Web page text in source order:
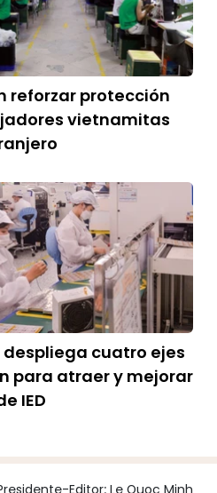
reforzar protección
vietnamitas
cuatro ejes
para atraer y mejorar
IED
Editor: Le Quoc Minh